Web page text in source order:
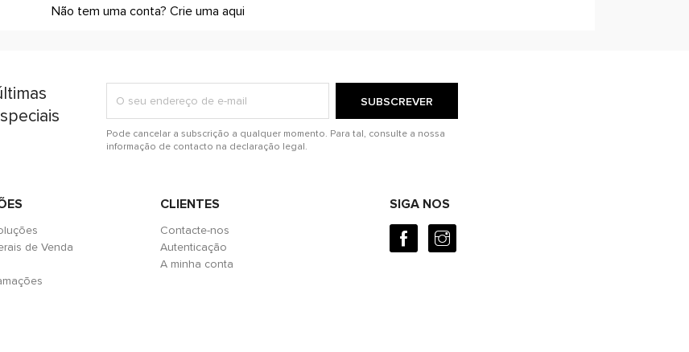
Não tem uma conta? Crie uma aqui
Pode cancelar a subscrição a qualquer momento. Para tal, consulte a nossa
informação de contacto na declaração legal.
de Venda
CLIENTES
Contacte-nos
Autenticação
A minha conta
SIGA NOS